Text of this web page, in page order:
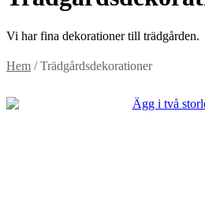
Vi har fina dekorationer till trädgården.
Hem / Trädgårdsdekorationer